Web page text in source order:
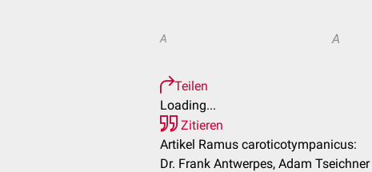
A A
Teilen
Loading...
Zitieren
Artikel Ramus caroticotympanicus:
Dr. Frank Antwerpes, Adam Tseichner